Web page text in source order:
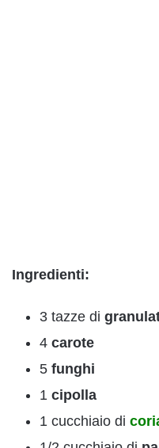
Ingredienti:
3 tazze di
4 carote
5 funghi
1 cipolla
1 cucchiaio di